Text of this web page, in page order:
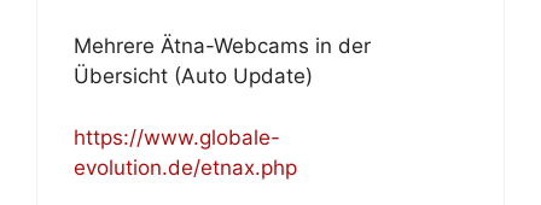
Mehrere Ätna-Webcams in der
Übersicht (Auto Update)
https://www.globale-
evolution.de/etnax.php